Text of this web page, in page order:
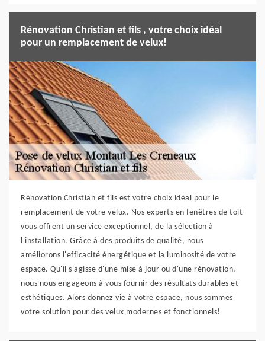
Rénovation Christian et fils , votre choix idéal
pour un remplacement de velux!
Rénovation Christian et fils est votre choix idéal pour le
remplacement de votre velux. Nos experts en fenêtres de toit
vous offrent un service exceptionnel, de la sélection à
l'installation. Grâce à des produits de qualité, nous
améliorons l'efficacité énergétique et la luminosité de votre
espace. Qu'il s'agisse d'une mise à jour ou d'une rénovation,
nous nous engageons à vous fournir des résultats durables et
esthétiques. Alors donnez vie à votre espace, nous sommes
votre solution pour des velux modernes et fonctionnels!